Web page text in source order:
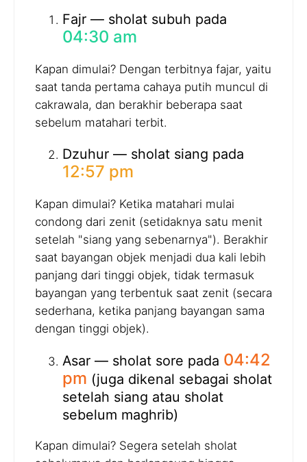
Fajr — sholat subuh pada
04:30 am
Kapan dimulai? Dengan terbitnya fajar, yaitu
saat tanda pertama cahaya putih muncul di
cakrawala, dan berakhir beberapa saat
sebelum matahari terbit.
Dzuhur — sholat siang pada
12:57 pm
Kapan dimulai? Ketika matahari mulai
condong dari zenit (setidaknya satu menit
setelah "siang yang sebenarnya"). Berakhir
saat bayangan objek menjadi dua kali lebih
panjang dari tinggi objek, tidak termasuk
bayangan yang terbentuk saat zenit (secara
sederhana, ketika panjang bayangan sama
dengan tinggi objek).
Asar — sholat sore pada 04:42
pm (juga dikenal sebagai sholat
setelah siang atau sholat
sebelum maghrib)
Kapan dimulai? Segera setelah sholat